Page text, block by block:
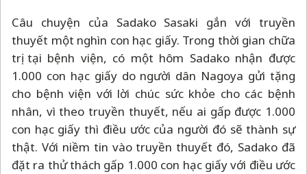
Câu chuyện của Sadako Sasaki gắn với truyền
thuyết một nghìn con hạc giấy. Trong thời gian chữa
trị tại bệnh viện, có một hôm Sadako nhận được
1.000 con hạc giấy do người dân Nagoya gửi tặng
cho bệnh viện với lời chúc sức khỏe cho các bệnh
nhân, vì theo truyền thuyết, nếu ai gấp được 1.000
con hạc giấy thì điều ước của người đó sẽ thành sự
thật. Với niềm tin vào truyền thuyết đó, Sadako đã
đặt ra thử thách gấp 1.000 con hạc giấy với điều ước